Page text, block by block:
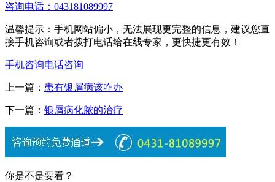
咨询电话：043181089997
温馨提示：手机网站偏小，无法展现更完整的信息，建议您直
接手机咨询或者拨打电话给在线专家，更快捷更有效！
手机咨询电话咨询
上一篇： 患有银屑病该咋办
下一篇： 银屑病化脓的治疗
你是不是要看？